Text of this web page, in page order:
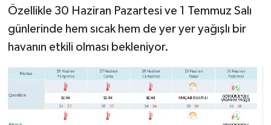
Özellikle 30 Haziran Pazartesi ve 1 Temmuz Salı
günlerinde hem sıcak hem de yer yer yağışlı bir
havanın etkili olması bekleniyor.